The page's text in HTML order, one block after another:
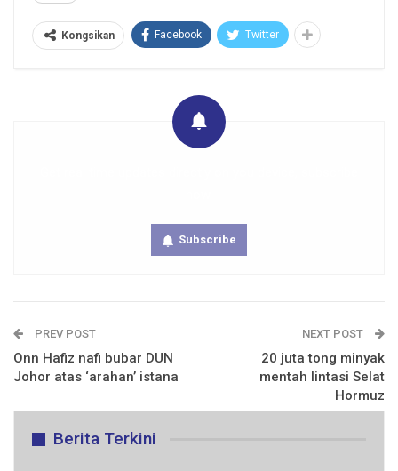
Kongsikan Facebook Twitter
Subscribe
PREV POST
Onn Hafiz nafi bubar DUN
Johor atas ‘arahan’ istana
NEXT POST
20 juta tong minyak
mentah lintasi Selat
Hormuz
Berita Terkini